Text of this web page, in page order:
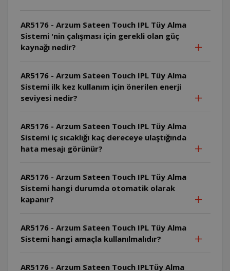
AR5176 - Arzum Sateen Touch IPL Tüy Alma
Sistemi 'nin çalışması için gerekli olan güç
kaynağı nedir?
AR5176 - Arzum Sateen Touch IPL Tüy Alma
Sistemi ilk kez kullanım için önerilen enerji
seviyesi nedir?
AR5176 - Arzum Sateen Touch IPL Tüy Alma
Sistemi iç sıcaklığı kaç dereceye ulaştığında
hata mesajı görünür?
AR5176 - Arzum Sateen Touch IPL Tüy Alma
Sistemi hangi durumda otomatik olarak
kapanır?
AR5176 - Arzum Sateen Touch IPL Tüy Alma
Sistemi hangi amaçla kullanılmalıdır?
AR5176 - Arzum Sateen Touch IPLTüy Alma